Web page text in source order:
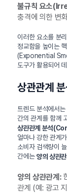
불규칙 요소
충격에 의한 변
이러한 요소를 분
정교함을 높이는
(Exponential
도구가 활용되어
상관관계
트렌드 분석에서
간의 관계를 함께
상관관계 분석
얼마나 강한 관계
소비자 검색량이
간에는양의 상관관
양의 상관관계:
관계 (예: 광고